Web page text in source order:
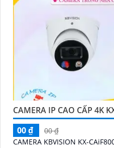
CAMERA IP CAO CẤP 4K
00 ₫
00 ₫
CAMERA KBVISION KX-